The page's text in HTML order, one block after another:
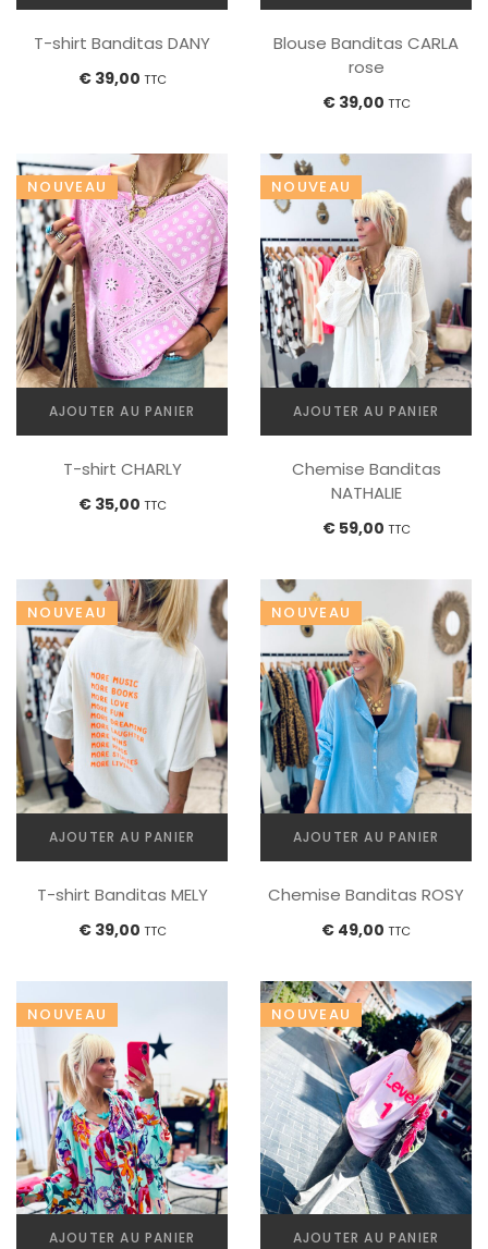
T-shirt Banditas DANY
€39,00 TTC
Blouse Banditas CARLA
rose
€39,00 TTC
NOUVEAU
AJOUTER AU PANIER
T-shirt CHARLY
€35,00 TTC
NOUVEAU
AJOUTER AU PANIER
Chemise Banditas
NATHALIE
€59,00 TTC
NOUVEAU
AJOUTER AU PANIER
T-shirt Banditas MELY
€39,00 TTC
NOUVEAU
AJOUTER AU PANIER
Chemise Banditas ROSY
€ 49,00 TTC
NOUVEAU
AJOUTER AU PANIER
NOUVEAU
AJOUTER AU PANIER